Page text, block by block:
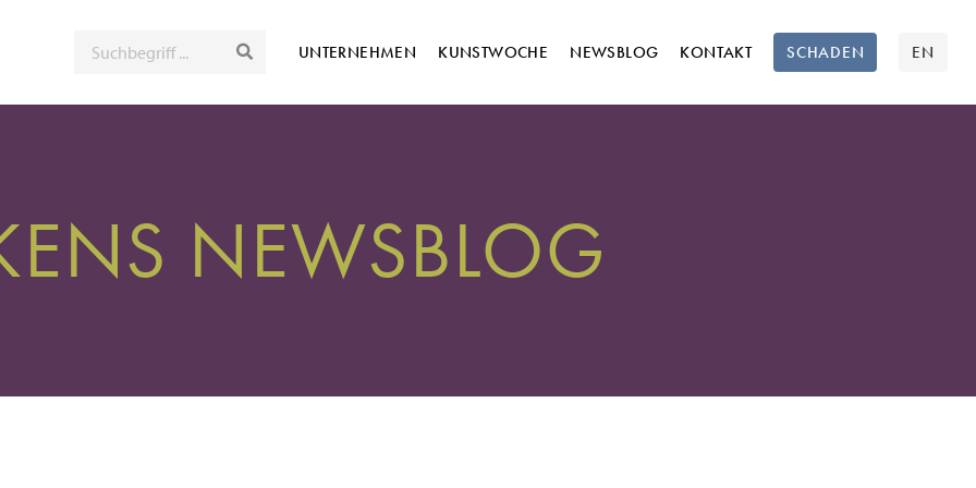
SUCHE UNTERNEHMEN KUNSTWOCHE NEWSBLOG KONTAKT SCHADEN EN
NEWSBLOG